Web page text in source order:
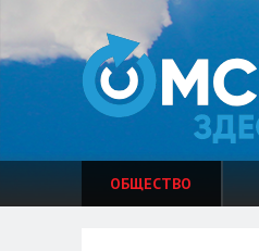
ОБЩЕСТВО